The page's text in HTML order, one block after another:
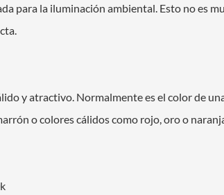
para la iluminación ambiental. Esto no es
y atractivo. Normalmente es el color de
o colores cálidos como rojo, oro o